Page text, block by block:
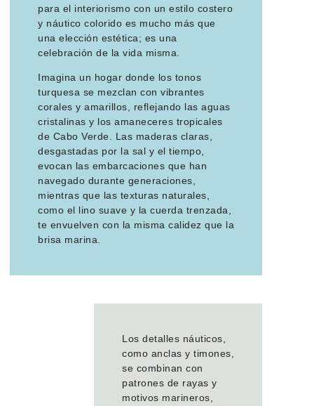
para el interiorismo con un estilo costero
y náutico colorido es mucho más que
una elección estética; es una
celebración de la vida misma.
Imagina un hogar donde los tonos
turquesa se mezclan con vibrantes
corales y amarillos, reflejando las aguas
cristalinas y los amaneceres tropicales
de Cabo Verde. Las maderas claras,
desgastadas por la sal y el tiempo,
evocan las embarcaciones que han
navegado durante generaciones,
mientras que las texturas naturales,
como el lino suave y la cuerda trenzada,
te envuelven con la misma calidez que la
brisa marina.
Los detalles náuticos,
como anclas y timones,
se combinan con
patrones de rayas y
motivos marineros,